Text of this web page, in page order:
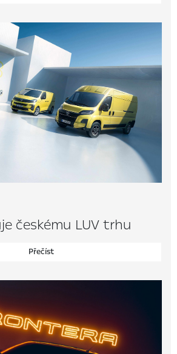
českému LUV trhu
Přečíst